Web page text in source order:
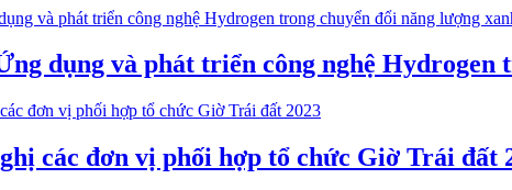
dụng và phát triển công nghệ Hydrogen
các đơn vị phối hợp tổ chức Giờ Trái đất